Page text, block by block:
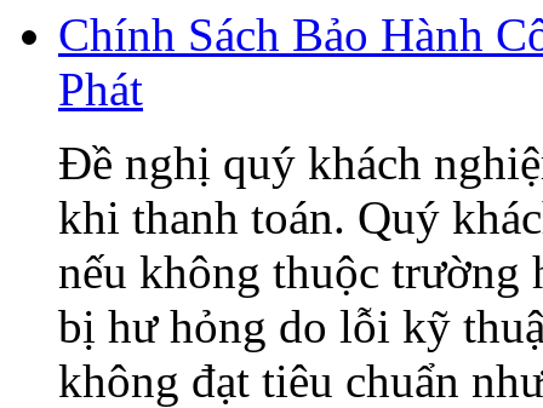
Chính Sách Bảo Hành
Phát
Đề nghị quý khách
khi thanh toán. Quý
nếu không thuộc trường
bị hư hỏng do lỗi kỹ
không đạt tiêu chuẩn